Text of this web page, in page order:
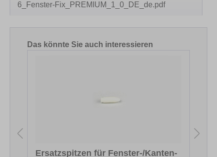
6_Fenster-Fix_PREMIUM_1_0_DE_de.pdf
Produktgalerie überspringen
Das könnte Sie auch interessieren
Ersatzspitzen für Fenster-/Kanten-